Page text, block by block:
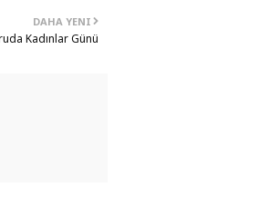
DAHA YENI
Kadınlar Günü